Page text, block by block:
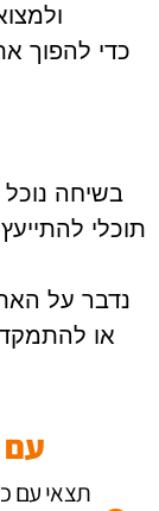
כדי להפוך
בשיחה
תוכלי
נדבר על
או
תצאי עם